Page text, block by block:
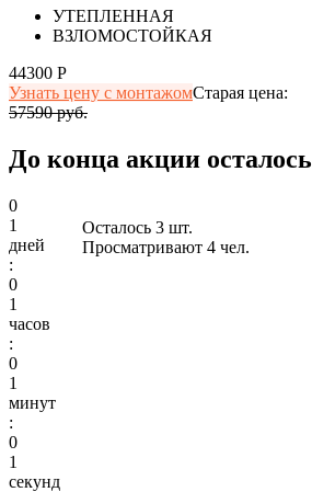
УТЕПЛЕННАЯ
ВЗЛОМОСТОЙКАЯ
44300 Р
Узнать цену с монтажомСтарая цена:
57590 руб.
До конца акции осталось
0
1
дней
:
0
1
часов
:
0
1
минут
:
0
1
секунд
Осталось 3 шт.
Просматривают 4 чел.